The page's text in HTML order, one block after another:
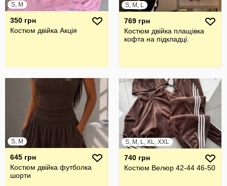
S, M
350 грн
Костюм двійка Акція
S, M, L
769 грн
Костюм двійка плащівка
кофта на підкладці.
S, M
645 грн
Костюм двійка футболка
шорти
S, M, L, XL, XXL
740 грн
Костюм Велюр 42-44 46-50